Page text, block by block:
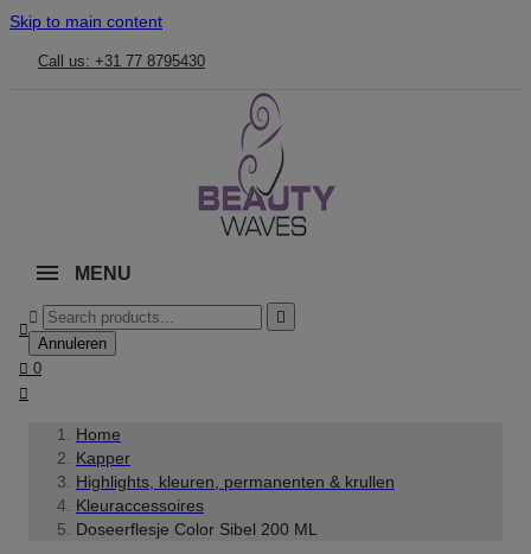
Skip to main content
Call us: +31 77 8795430
MENU



Annuleren
 0

Home
Kapper
Highlights, kleuren, permanenten & krullen
Kleuraccessoires
Doseerflesje Color Sibel 200 ML